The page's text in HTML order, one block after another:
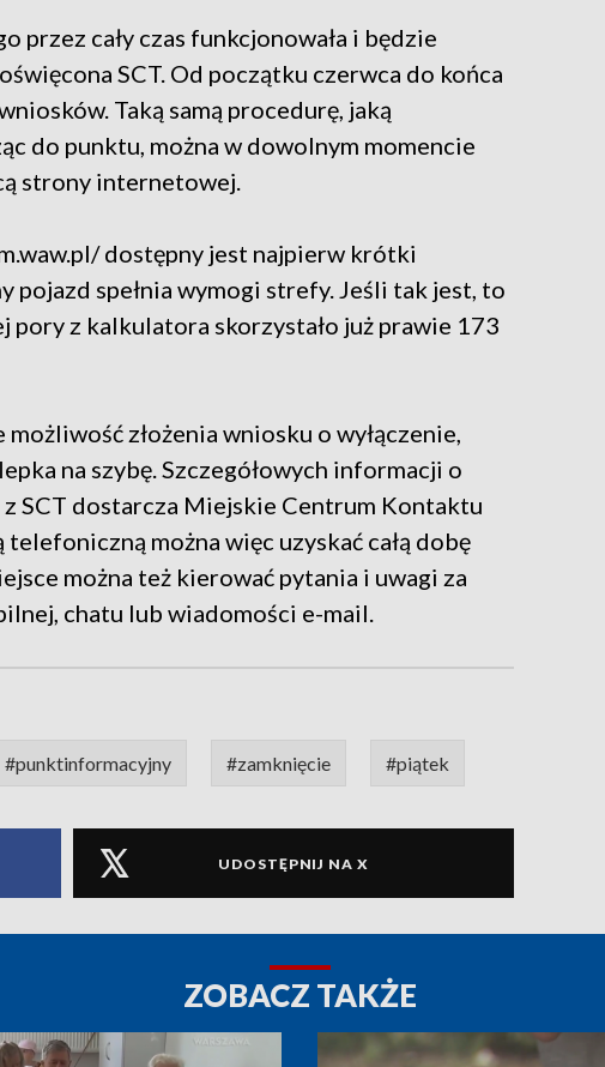
przez cały czas funkcjonowała i będzie
SCT. Od początku czerwca do końca
Taką samą procedurę, jaką
do punktu, można w dowolnym momencie
strony internetowej.
dostępny jest najpierw krótki
spełnia wymogi strefy. Jeśli tak jest, to
pory z kalkulatora skorzystało już prawie 173
złożenia wniosku o wyłączenie,
na szybę. Szczegółowych informacji o
SCT dostarcza Miejskie Centrum Kontaktu
można więc uzyskać całą dobę
można też kierować pytania i uwagi za
chatu lub wiadomości e-mail.
#punktinformacyjny #zamknięcie #piątek
UDOSTĘPNIJ NA X
ZOBACZ TAKŻE